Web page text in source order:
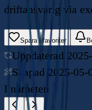
driftansvarig via
Spara i favoriter
Uppdaterad
Skapad 2025-05-
I närheten